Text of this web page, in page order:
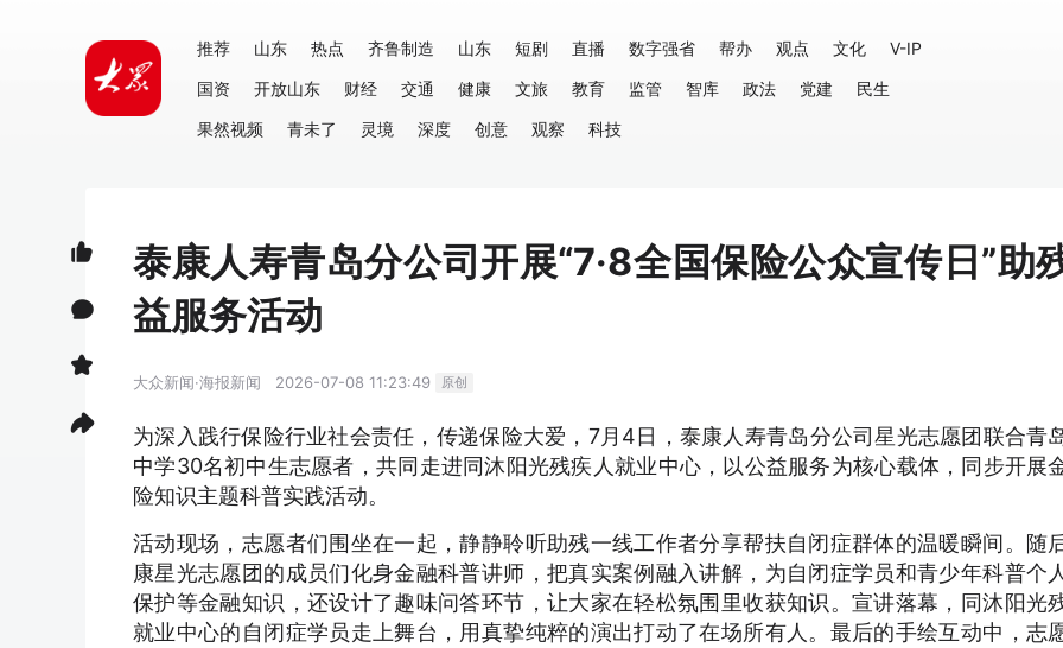
推荐 山东 热点 齐鲁制造 山东 短剧 直播 数字强省 帮办 观点 文化
V-IP
国资
开放山东 财经 交通 健康 文旅 教育 监管 智库 政法 党建
民生
果然视频
青未了 灵境 深度 创意 观察 科技
泰康人寿青岛分公司开展“7·8全国保险公众宣传日”助
益服务活动
大众新闻·海报新闻 2026-07-08 11:23:49 原创
为深入践行保险行业社会责任，传递保险大爱，7月4日，泰康人寿青岛分公司星光志愿团联合青
中学30名初中生志愿者，共同走进同沐阳光残疾人就业中心，以公益服务为核心载体，同步开展
险知识主题科普实践活动。
活动现场，志愿者们围坐在一起，静静聆听助残一线工作者分享帮扶自闭症群体的温暖瞬间。随
康星光志愿团的成员们化身金融科普讲师，把真实案例融入讲解，为自闭症学员和青少年科普个
保护等金融知识，还设计了趣味问答环节，让大家在轻松氛围里收获知识。宣讲落幕，同沐阳光
就业中心的自闭症学员走上舞台，用真挚纯粹的演出打动了在场所有人。最后的手绘互动中，志